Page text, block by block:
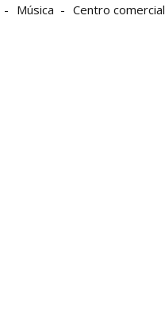
Música Centro comercial